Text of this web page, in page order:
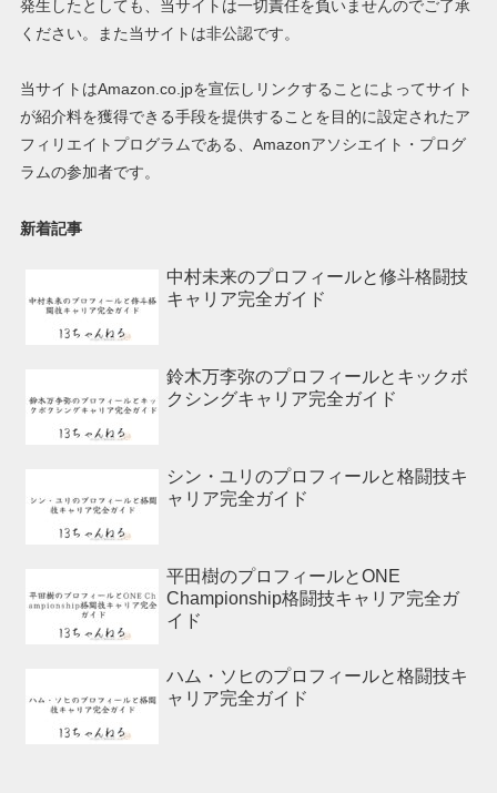
発生したとしても、当サイトは一切責任を負いませんのでご了承
ください。また当サイトは非公認です。
当サイトはAmazon.co.jpを宣伝しリンクすることによってサイト
が紹介料を獲得できる手段を提供することを目的に設定されたア
フィリエイトプログラムである、Amazonアソシエイト・プログ
ラムの参加者です。
新着記事
中村未来のプロフィールと修斗格闘技
キャリア完全ガイド
鈴木万李弥のプロフィールとキックボ
クシングキャリア完全ガイド
シン・ユリのプロフィールと格闘技キ
ャリア完全ガイド
平田樹のプロフィールとONE
Championship格闘技キャリア完全ガ
イド
ハム・ソヒのプロフィールと格闘技キ
ャリア完全ガイド